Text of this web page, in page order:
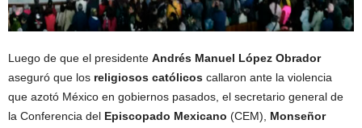
Luego de que el presidente Andrés Manuel López Obrador
aseguró que los religiosos católicos callaron ante la violencia
que azotó México en gobiernos pasados, el secretario general de
la Conferencia del Episcopado Mexicano (CEM), Monseñor